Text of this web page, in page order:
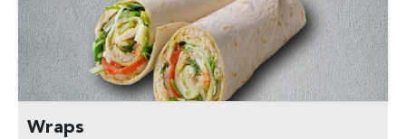
Wraps